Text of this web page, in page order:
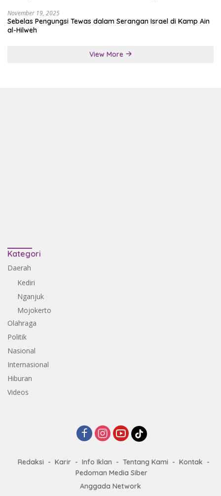
November 19, 2025
Sebelas Pengungsi Tewas dalam Serangan Israel di Kamp Ain
al-Hilweh
View More
Kategori
Daerah
Kediri
Nganjuk
Mojokerto
Olahraga
Politik
Nasional
Internasional
Hiburan
Videos
Redaksi Karir Info Iklan Tentang Kami
Kontak
Pedoman Media Siber
Anggada Network